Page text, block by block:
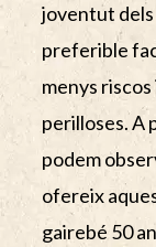
joventut dels
preferible
menys riscos
perilloses. A
podem
ofereix
gairebé 50